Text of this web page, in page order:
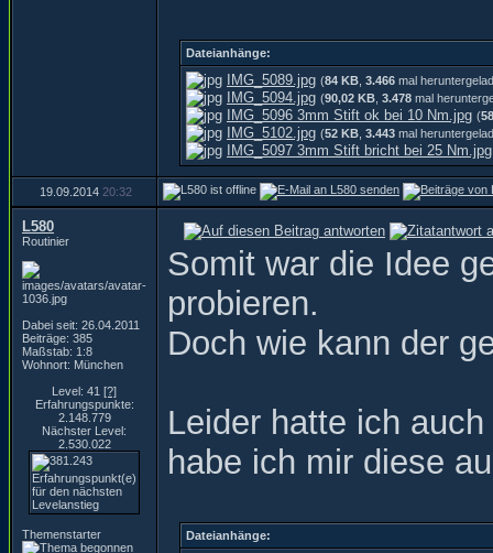
Dateianhänge:
IMG_5089.jpg (84 KB 3.466 mal
IMG_5094.jpg (90,02 KB 3.478 mal
IMG_5096 3mm Stift ok bei 10 Nm.jpg (
IMG_5102.jpg (52 KB 3.443 mal
IMG_5097 3mm Stift bricht bei 25 Nm.jpg
19.09.2014 20:32
L580
Routinier
Dabei seit: 26.04.2011
Beiträge: 385
Maßstab: 1:8
Wohnort: München
Level: 41 [?]
Erfahrungspunkte:
2.148.779
Nächster Level:
2.530.022
Themenstarter
Somit war die Idee
probieren.
Doch wie kann der
Leider hatte ich
habe ich mir diese
Dateianhänge: